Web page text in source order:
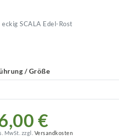
SCALA Edel-Rost
/ Größe
€
MwSt. zzgl.
Versandkosten